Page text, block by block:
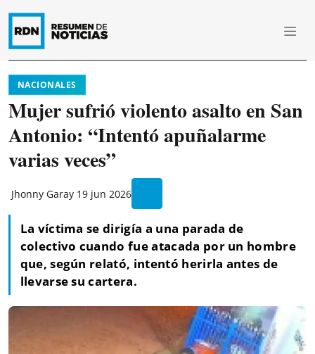
NACIONALES
Mujer sufrió violento asalto en San
Antonio: “Intentó apuñalarme
varias veces”
Jhonny Garay 19 jun 2026
La víctima se dirigía a una parada de
colectivo cuando fue atacada por un hombre
que, según relató, intentó herirla antes de
llevarse su cartera.